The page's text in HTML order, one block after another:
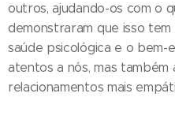
outros, ajudando-os com o
demonstraram que isso
saúde psicológica e o bem-
atentos a nós, mas também
relacionamentos mais